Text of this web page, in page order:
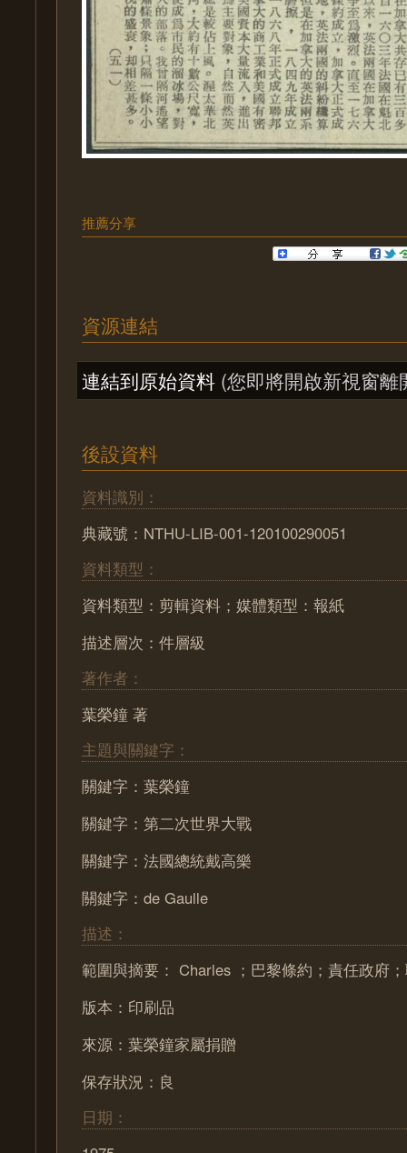
推薦分享
資源連結
連結到原始資料 (您即將開啟新視窗離
後設資料
資料識別：
典藏號：NTHU-LIB-001-120100290051
資料類型：
資料類型：剪輯資料；媒體類型：報紙
描述層次：件層級
著作者：
葉榮鐘 著
主題與關鍵字：
關鍵字：葉榮鐘
關鍵字：第二次世界大戰
關鍵字：法國總統戴高樂
關鍵字：de Gaulle
描述：
範圍與摘要： Charles ；巴黎條約；責任政府
版本：印刷品
來源：葉榮鐘家屬捐贈
保存狀況：良
日期：